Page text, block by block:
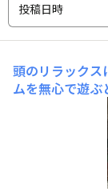
投稿日時
頭のリラックス
ムを無心で遊